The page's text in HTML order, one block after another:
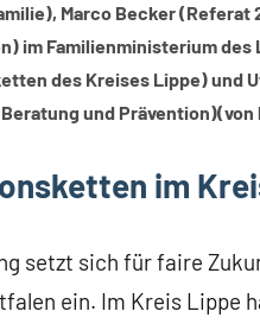
Marco Becker (Referat
im Familienministerium
des Kreises Lippe) und
und
im
setzt sich für faire
ein. Im Kreis Lippe